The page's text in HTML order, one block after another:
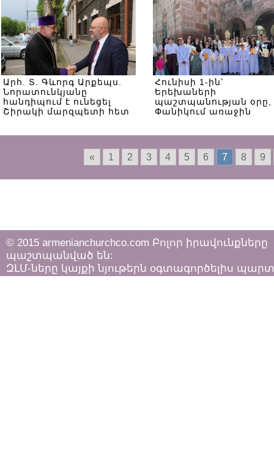
Արհ. Տ. Գևորգ Արքեպս.
Նորատունկյանը
հանդիպում է ունեցել
Շիրակի մարզպետի հետ
Հունիսի 1-ին՝
Երեխաների
պաշտպանության օրը,
Փանիկում առաջին
« 1 2 3 4 5 6 7 8 9
© 2015 armenianchurchco.com Բոլոր իրավունքները
պաշտպանված են:
ԶԼՄ-ները կայքի նյութերն օգտագործելիս